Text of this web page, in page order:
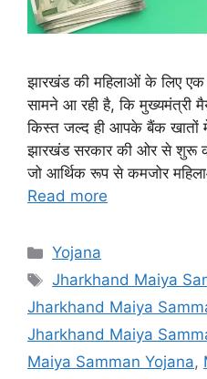
झारखंड की महिलाओं के लिए
सामने आ रही है, कि मुख्यमंत्री
किस्त जल्द ही आपके बैंक खातों
झारखंड सरकार की ओर से शुरू
जो आर्थिक रूप से कमजोर
Read more
Categories
Yojana
Tags
Jharkhand Maiya
Jharkhand Maiya
Jharkhand Maiya
Maiya Samman Yojana,